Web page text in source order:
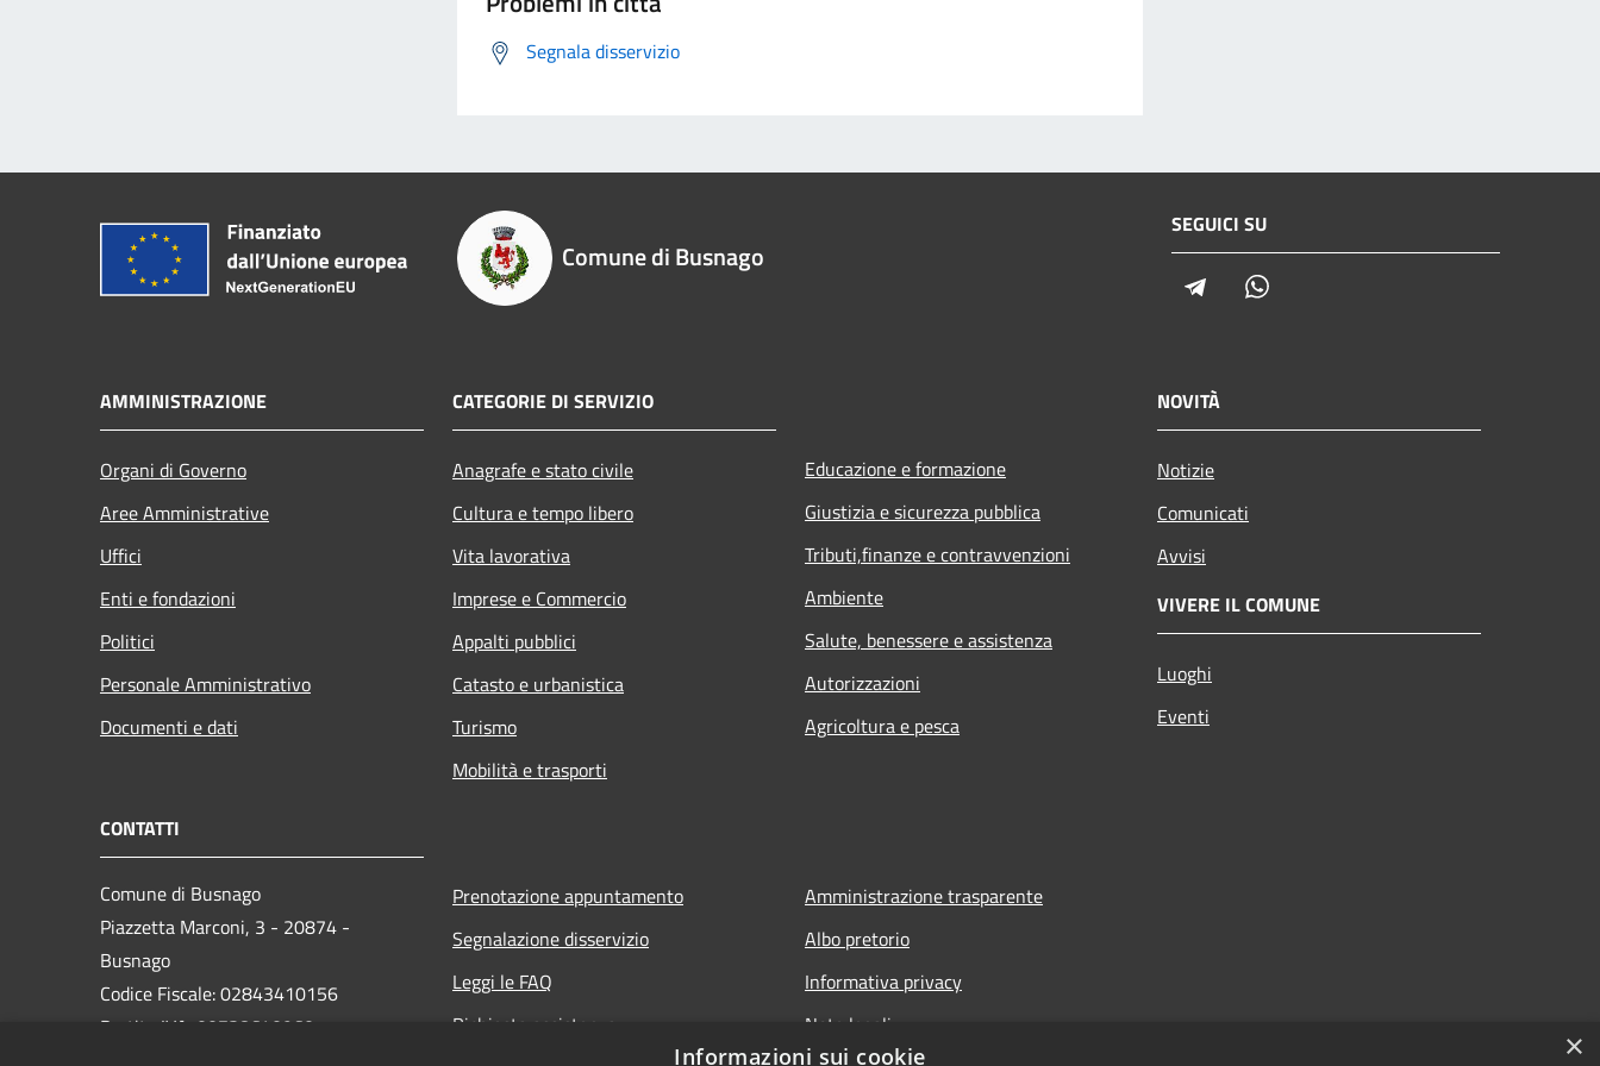
Segnala disservizio
Comune di Busnago
SEGUICI SU
Telegram
AMMINISTRAZIONE
Organi di Governo
Aree Amministrative
Uffici
Enti e fondazioni
Politici
Personale Amministrativo
Documenti e dati
CATEGORIE DI SERVIZIO
Anagrafe e stato civile
Cultura e tempo libero
Vita lavorativa
Imprese e Commercio
Appalti pubblici
Catasto e urbanistica
Turismo
Mobilità e trasporti
Educazione e formazione
Giustizia e sicurezza pubblica
Tributi,finanze e contravvenzioni
Ambiente
Salute, benessere e assistenza
Autorizzazioni
Agricoltura e pesca
NOVITÀ
Notizie
Comunicati
Avvisi
VIVERE IL COMUNE
Luoghi
Eventi
CONTATTI
Comune di Busnago
Piazzetta Marconi, 3 - 20874 -
Busnago
Codice Fiscale: 02843410156
Partita IVA: 00738640960
Prenotazione appuntamento
Segnalazione disservizio
Leggi le FAQ
Richiesta assistenza
Amministrazione trasparente
Albo pretorio
Informativa privacy
Note legali
×
Informazioni sui cookie